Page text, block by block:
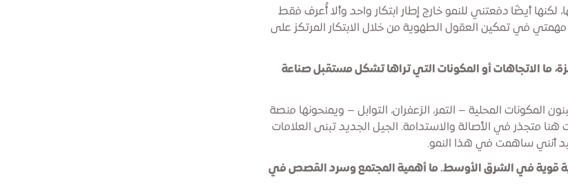
لكنها أيضًا دفعتني للنمو خارج إطار ابتكار واحد وألا أُعرف فقط
في تمكين العقول الطهوية من خلال الابتكار المرتكز على
ما الاتجاهات أو المكونات التي تراها تشكل مستقبل صناعة
المكونات المحلية – التمر، الزعفران، التوابل – ويمنحونها منصة
هنا متجذر في الأصالة والاستدامة. الجيل الجديد تبنى العلامات
أنني ساهمت في هذا النمو.
قوية في الشرق الأوسط. ما أهمية المجتمع وسرد القصص في